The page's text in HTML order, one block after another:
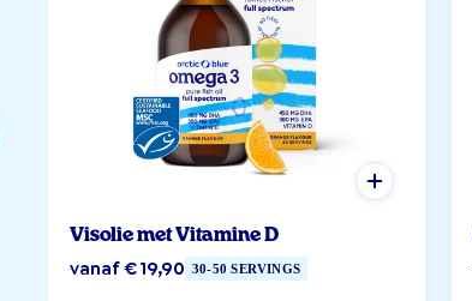
Visolie met Vitamine D
vanaf € 19,90 30-50 SERVINGS